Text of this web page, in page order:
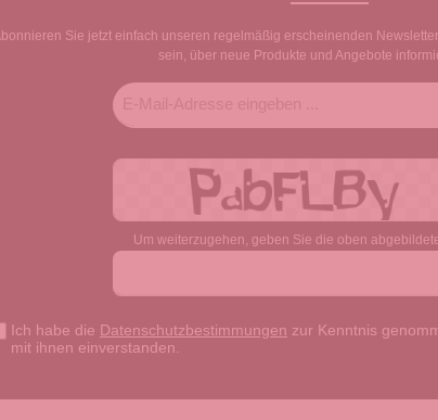
Sie jetzt einfach unseren regelmäßig erscheinenden
sein, über neue Produkte und Angebote
Adresse*
Um weiterzugehen, geben Sie die oben
Ich habe die Datenschutzbestimmungen zur Kenntnis
mit ihnen einverstanden.